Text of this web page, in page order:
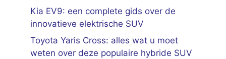
Kia EV9: een complete gids over de
innovatieve elektrische SUV
Toyota Yaris Cross: alles wat u moet
weten over deze populaire hybride SUV